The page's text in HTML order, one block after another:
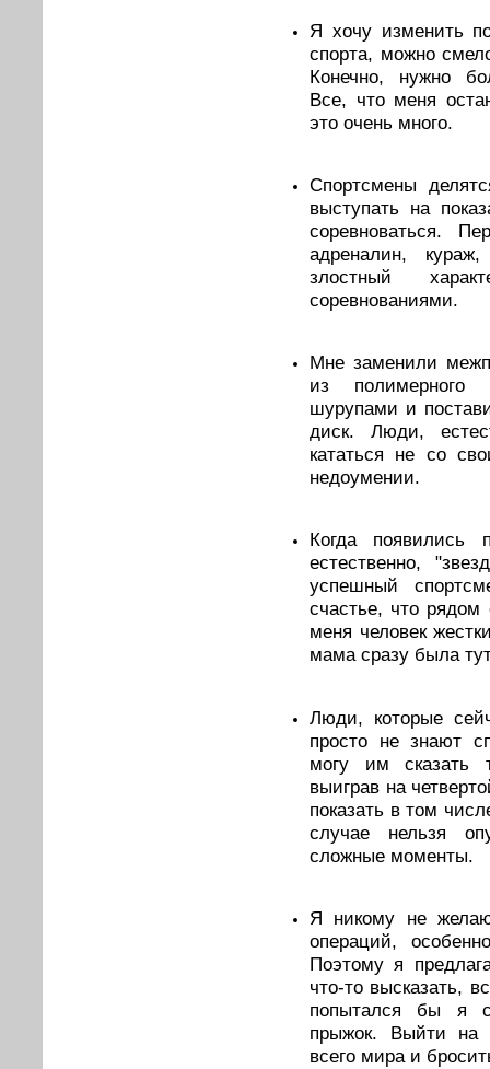
Я хочу изменить
спорта, можно
Конечно, нужно
Все, что меня
это очень много.
Спорт­смены
выступать на
соревноваться.
адреналин,
злостный
соревнованиями.
Мне заменили
из полимерного
шурупами и
диск. Люди,
кататься не со
недоумении.
Когда появились
естественно,
успешный
счастье, что
меня человек
мама сразу была
Люди, которые
просто не знают
могу им сказать
выиграв на
показать в том
случае нельзя
сложные моменты.
Я никому не
операций,
Поэтому я
что-то высказать,
попытался бы я
прыжок. Выйти на
всего мира и